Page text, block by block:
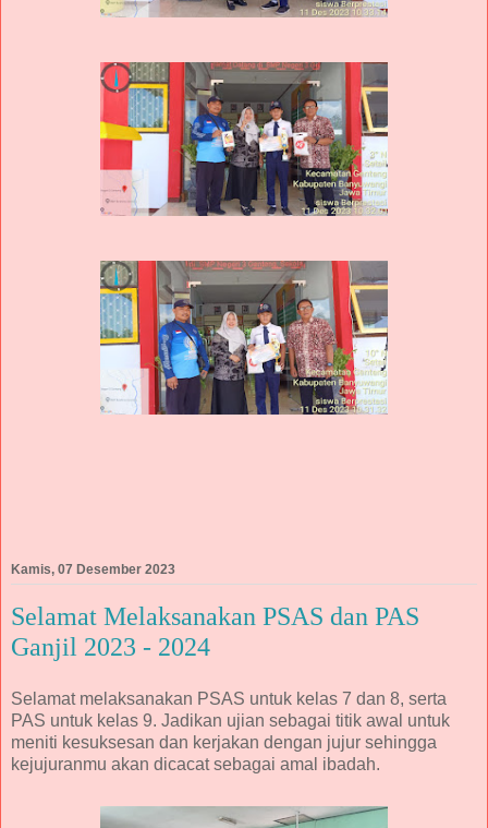
Kamis, 07 Desember 2023
Selamat Melaksanakan PSAS dan PAS
Ganjil 2023 - 2024
Selamat melaksanakan PSAS untuk kelas 7 dan 8, serta
PAS untuk kelas 9. Jadikan ujian sebagai titik awal untuk
meniti kesuksesan dan kerjakan dengan jujur sehingga
kejujuranmu akan dicacat sebagai amal ibadah.